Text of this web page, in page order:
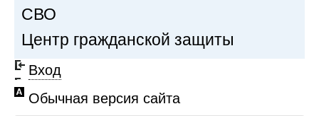
СВО
Центр гражданской защиты
Вход
Обычная версия сайта